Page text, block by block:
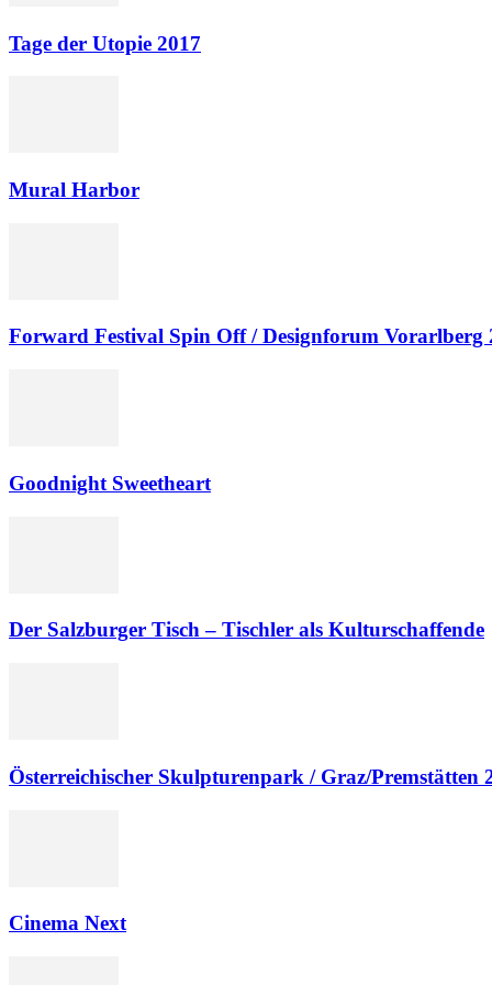
Tage der Utopie 2017
Mural Harbor
Forward Festival Spin Off / Designforum Vorarlberg
Goodnight Sweetheart
Der Salzburger Tisch – Tischler als Kulturschaffende
Österreichischer Skulpturenpark / Graz/Premstätten
Cinema Next